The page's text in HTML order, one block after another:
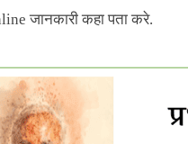
जानकारी कहा पता करे.